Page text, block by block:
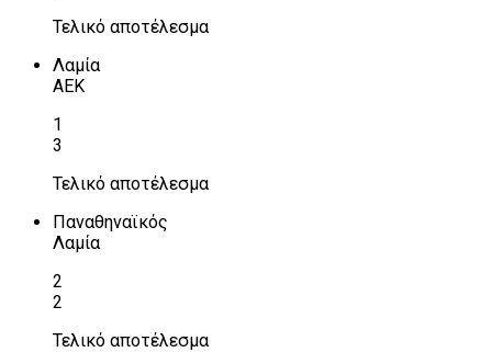
Τελικό αποτέλεσμα
Λαμία
ΑΕΚ
1
3
Τελικό αποτέλεσμα
Παναθηναϊκός
Λαμία
2
2
Τελικό αποτέλεσμα